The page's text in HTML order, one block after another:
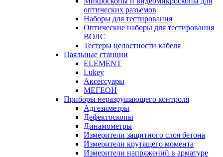
оптических разъемов
Наборы для тестирования
Оптические наборы для тестирования
ВОЛС
Тестеры целостности кабеля
Паяльные станции
ELEMENT
Lukey
Аксессуары
МЕГЕОН
Приборы неразрушающего контроля
Адгезиметры
Дефектоскопы
Динамометры
Измерители защитного слоя бетона
Измерители крутящего момента
Измерители напряжений в арматуре